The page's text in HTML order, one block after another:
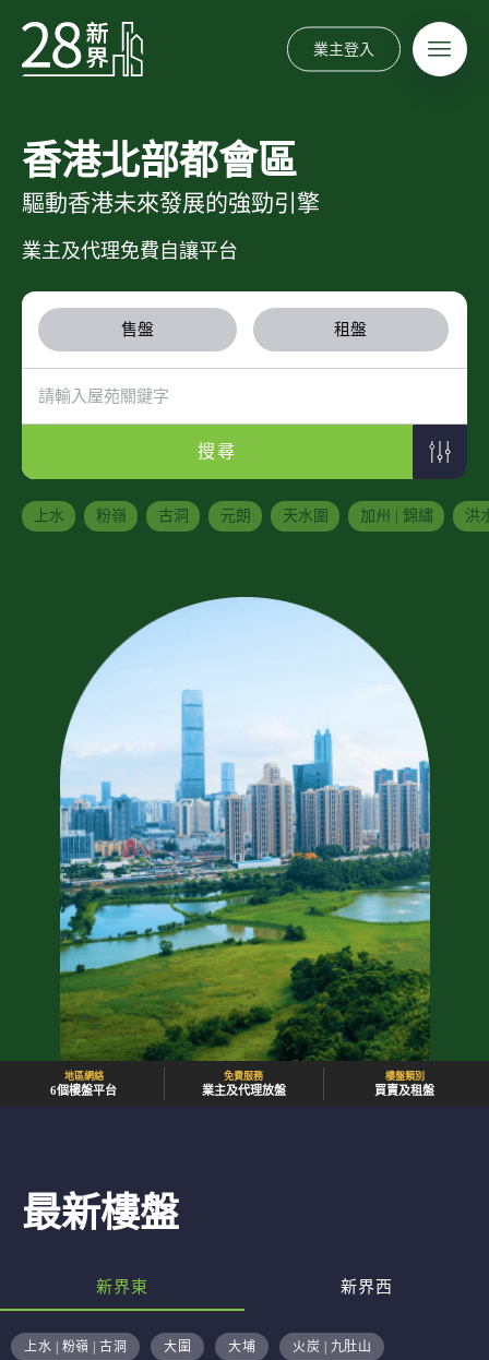
業主登入
香港北部都會區
驅動香港未來發展的強勁引擎
業主及代理免費自讓平台
售盤 租盤
搜尋
上水 粉嶺 古洞 元朗 天水圍 加州 | 錦繡 洪
地區網絡
6個樓盤平台
免費服務
業主及代理放盤
樓盤類別
買賣及租盤
最新樓盤
新界東 新界西
上水 | 粉嶺 | 古洞 大圍 大埔 火炭 | 九肚山